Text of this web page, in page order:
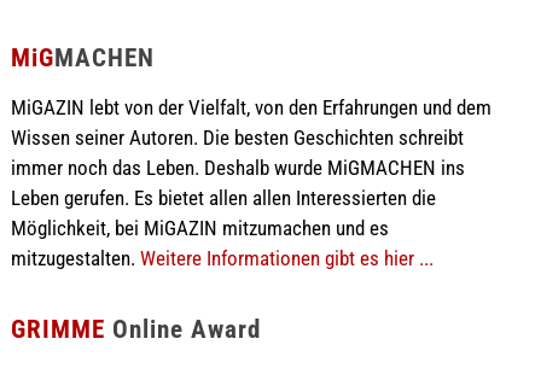
MiGMACHEN
MiGAZIN lebt von der Vielfalt, von den Erfahrungen und dem
Wissen seiner Autoren. Die besten Geschichten schreibt
immer noch das Leben. Deshalb wurde MiGMACHEN ins
Leben gerufen. Es bietet allen allen Interessierten die
Möglichkeit, bei MiGAZIN mitzumachen und es
mitzugestalten. Weitere Informationen gibt es hier ...
GRIMME Online Award